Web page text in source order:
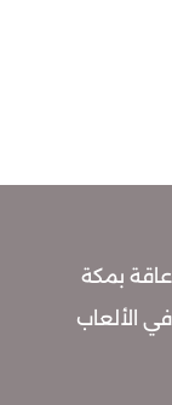
بمكة
الألعاب